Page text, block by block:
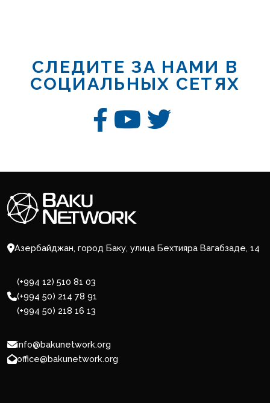
СЛЕДИТЕ ЗА НАМИ В
СОЦИАЛЬНЫХ СЕТЯХ
Азербайджан, город Баку, улица Бехтияра Вагабзаде, 14
(+994 12) 510 81 03
(+994 50) 214 78 91
(+994 50) 218 16 13
info@bakunetwork.org
office@bakunetwork.org